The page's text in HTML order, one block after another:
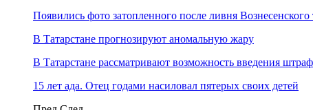
Появились фото затопленного после ливня Вознесенского
В Татарстане прогнозируют аномальную жару
В Татарстане рассматривают возможность введения
15 лет ада. Отец годами насиловал пятерых своих детей